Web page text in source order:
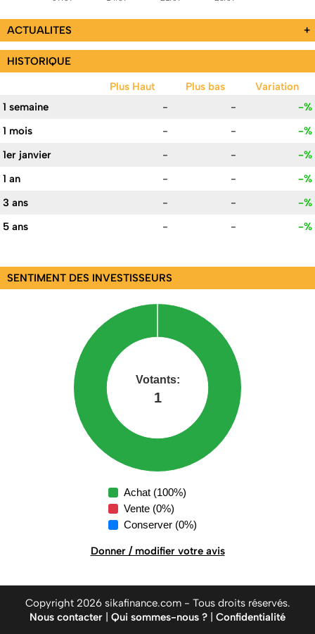
ACTUALITES +
HISTORIQUE
Plus Haut
Plus bas
Variation
1 semaine
- -
-%
1 mois
- -
-%
1er janvier
- -
-%
1 an
- -
-%
3 ans
- -
-%
5 ans
- - -%
SENTIMENT DES INVESTISSEURS
Achat (100%)
Vente (0%)
Conserver (0%)
Donner / modifier votre avis
Copyright 2026 sikafinance.com - Tous droits réservés.
Nous contacter
Qui sommes-nous ? Confidentialité